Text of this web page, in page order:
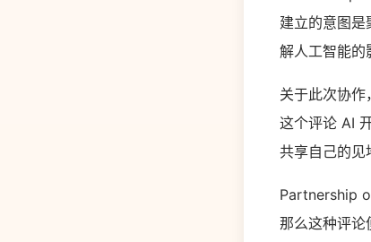
建立的意图
解人工智能的
关于此次协作
这个评论 AI
共享自己的见
Partnership
那么这种评